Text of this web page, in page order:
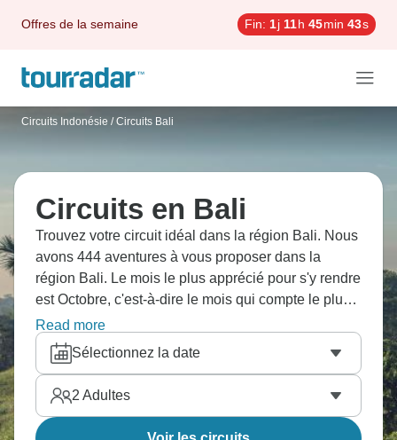
Offres de la semaine Fin: 1j 11h 45min 41s
Circuits Indonésie / Circuits Bali
Circuits en Bali
Trouvez votre circuit idéal dans la région Bali. Nous
avons 444 aventures à vous proposer dans la
région Bali. Le mois le plus apprécié pour s'y rendre
est Octobre, c'est-à-dire le mois qui compte le plus
grand nombre de départs.
Read more
Sélectionnez la date
2 Adultes